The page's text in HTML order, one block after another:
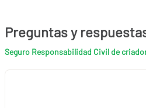
Preguntas y
Seguro Responsabilidad Civil de